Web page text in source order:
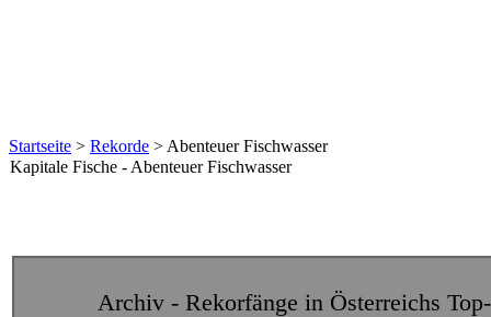
Startseite > Rekorde > Abenteuer Fischwasser
Kapitale Fische - Abenteuer Fischwasser
Archiv - Rekorfänge in Österreichs